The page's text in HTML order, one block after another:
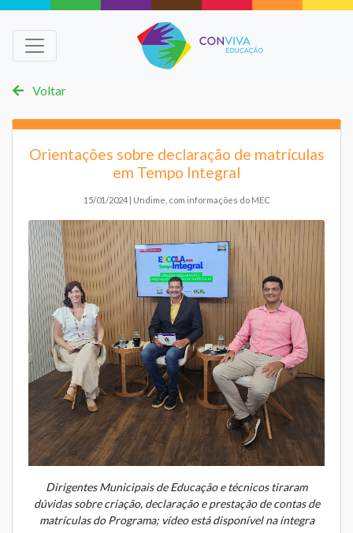
Voltar
Orientações sobre declaração de matrículas
em Tempo Integral
15/01/2024 | Undime, com informações do MEC
Dirigentes Municipais de Educação e técnicos tiraram
dúvidas sobre criação, declaração e prestação de contas de
matrículas do Programa; vídeo está disponível na íntegra